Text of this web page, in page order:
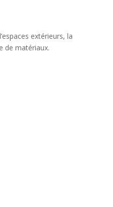
extérieurs, la
de matériaux.